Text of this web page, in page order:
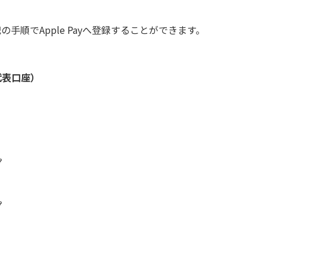
手順でApple Payへ登録することができます。
口座）